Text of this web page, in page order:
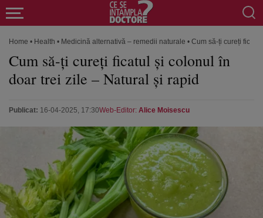
Home • Health • Medicină alternativă – remedii naturale • Cum să-ți cureți
Cum să-ți cureți ficatul și colonul în
doar trei zile – Natural și rapid
Publicat: 16-04-2025, 17:30Web-Editor: Alice Moisescu